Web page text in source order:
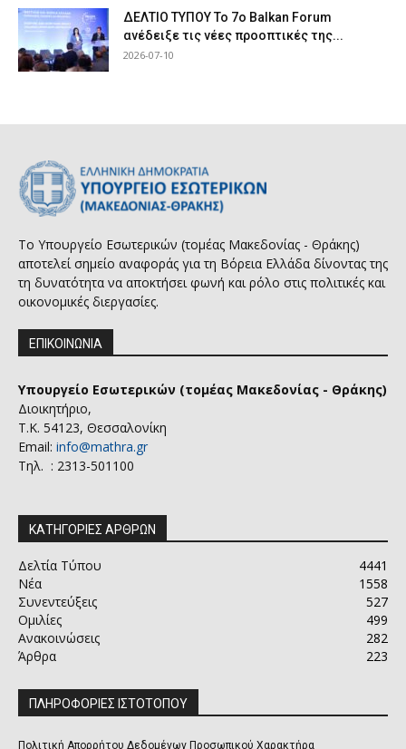
ΔΕΛΤΙΟ ΤΥΠΟΥ Το 7ο Balkan Forum
ανέδειξε τις νέες προοπτικές της...
2026-07-10
Το Υπουργείο Εσωτερικών (τομέας Μακεδονίας - Θράκης)
αποτελεί σημείο αναφοράς για τη Βόρεια Ελλάδα δίνοντας της
τη δυνατότητα να αποκτήσει φωνή και ρόλο στις πολιτικές και
οικονομικές διεργασίες.
ΕΠΙΚΟΙΝΩΝΙΑ
Υπουργείο Εσωτερικών (τομέας Μακεδονίας - Θράκης)
Διοικητήριο,
Τ.Κ. 54123, Θεσσαλονίκη
Email: info@mathra.gr
Τηλ. : 2313-501100
ΚΑΤΗΓΟΡΙΕΣ ΑΡΘΡΩΝ
Δελτία Τύπου
4441
Νέα
1558
Συνεντεύξεις
527
Ομιλίες
499
Ανακοινώσεις
282
Άρθρα
223
ΠΛΗΡΟΦΟΡΙΕΣ ΙΣΤΟΤΟΠΟΥ
Πολιτική Απορρήτου Δεδομένων Προσωπικού Χαρακτήρα